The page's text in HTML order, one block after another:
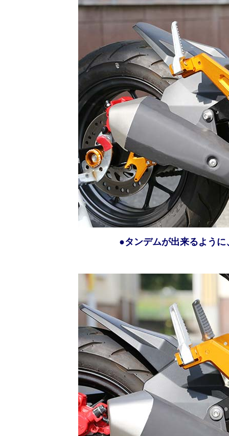
●タンデムが出来るよう